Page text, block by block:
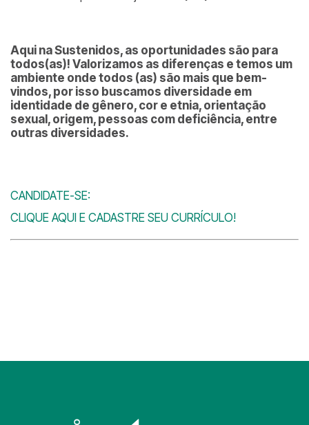
Aqui na Sustenidos, as oportunidades são para
todos(as)! Valorizamos as diferenças e temos um
ambiente onde todos (as) são mais que bem-
vindos, por isso buscamos diversidade em
identidade de gênero, cor e etnia, orientação
sexual, origem, pessoas com deficiência, entre
outras diversidades.
CANDIDATE-SE:
CLIQUE AQUI E CADASTRE SEU CURRÍCULO!